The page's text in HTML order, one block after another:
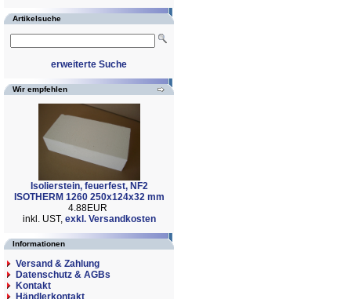
Artikelsuche
erweiterte Suche
Wir empfehlen
Isolierstein, feuerfest, NF2
ISOTHERM 1260 250x124x32 mm
4.88EUR
inkl. UST, exkl. Versandkosten
Informationen
Versand & Zahlung
Datenschutz & AGBs
Kontakt
Händlerkontakt